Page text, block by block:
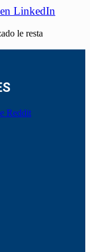
LinkedIn
le resta
Reddit